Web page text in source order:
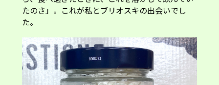
たのさ」。これが私とブリオスキの出会いでし
た。